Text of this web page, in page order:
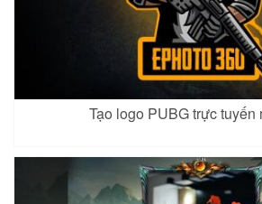
Xem
Widowmaker 2
Tạo logo PUBG trực tuyến